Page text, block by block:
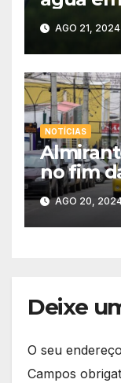
Curitiba
AGO 21, 2024
NOTÍCIAS
no fim
cidades
AGO 20,
Deixe
O seu
Campos